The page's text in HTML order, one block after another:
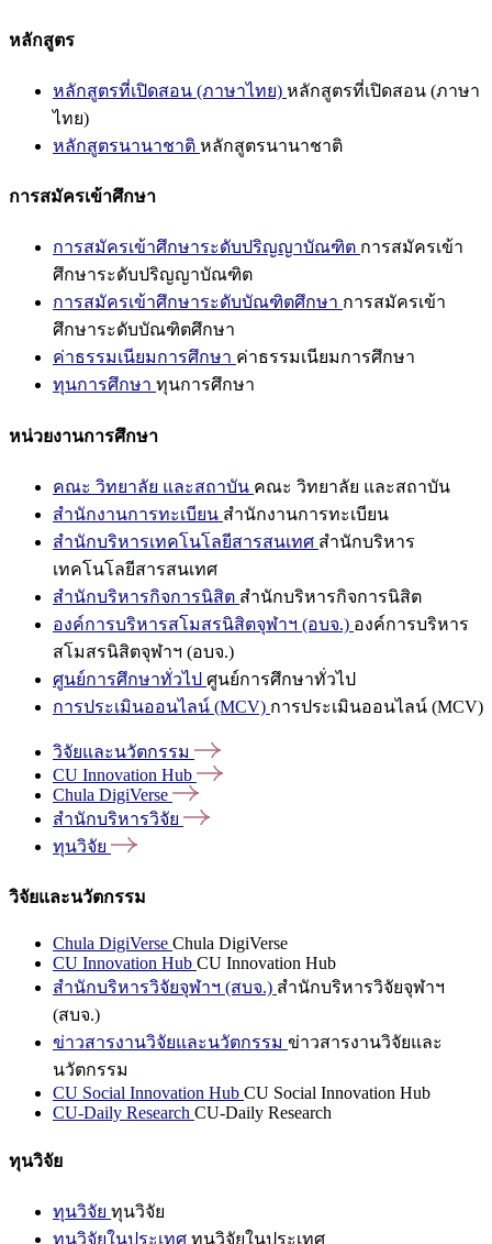
หลักสูตร
หลักสูตรที่เปิดสอน (ภาษาไทย) หลักสูตรที่เปิดสอน (ภาษา
ไทย)
หลักสูตรนานาชาติ หลักสูตรนานาชาติ
การสมัครเข้าศึกษา
การสมัครเข้าศึกษาระดับปริญญาบัณฑิต การสมัครเข้า
ศึกษาระดับปริญญาบัณฑิต
การสมัครเข้าศึกษาระดับบัณฑิตศึกษา การสมัครเข้า
ศึกษาระดับบัณฑิตศึกษา
ค่าธรรมเนียมการศึกษา ค่าธรรมเนียมการศึกษา
ทุนการศึกษา ทุนการศึกษา
หน่วยงานการศึกษา
คณะ วิทยาลัย และสถาบัน คณะ วิทยาลัย และสถาบัน
สำนักงานการทะเบียน สำนักงานการทะเบียน
สำนักบริหารเทคโนโลยีสารสนเทศ สำนักบริหาร
เทคโนโลยีสารสนเทศ
สำนักบริหารกิจการนิสิต สำนักบริหารกิจการนิสิต
องค์การบริหารสโมสรนิสิตจุฬาฯ (อบจ.) องค์การบริหาร
สโมสรนิสิตจุฬาฯ (อบจ.)
ศูนย์การศึกษาทั่วไป ศูนย์การศึกษาทั่วไป
การประเมินออนไลน์ (MCV) การประเมินออนไลน์ (MCV)
วิจัยและนวัตกรรม
CU Innovation Hub
Chula DigiVerse
สำนักบริหารวิจัย
ทุนวิจัย
วิจัยและนวัตกรรม
Chula DigiVerse Chula DigiVerse
CU Innovation Hub CU Innovation Hub
สำนักบริหารวิจัยจุฬาฯ (สบจ.) สำนักบริหารวิจัยจุฬาฯ
(สบจ.)
ข่าวสารงานวิจัยและนวัตกรรม ข่าวสารงานวิจัยและ
นวัตกรรม
CU Social Innovation Hub CU Social Innovation Hub
CU-Daily Research CU-Daily Research
ทุนวิจัย
ทุนวิจัย ทุนวิจัย
ทุนวิจัยในประเทศ ทุนวิจัยในประเทศ